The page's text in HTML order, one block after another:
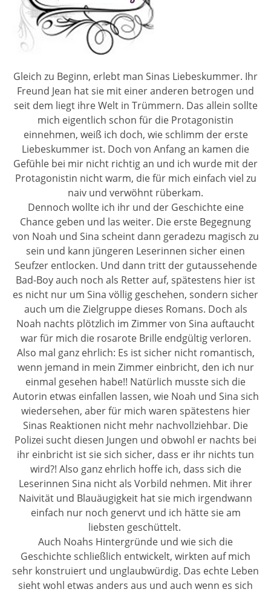
Gleich zu Beginn, erlebt man Sinas Liebeskummer. Ihr
Freund Jean hat sie mit einer anderen betrogen und
seit dem liegt ihre Welt in Trümmern. Das allein sollte
mich eigentlich schon für die Protagonistin
einnehmen, weiß ich doch, wie schlimm der erste
Liebeskummer ist. Doch von Anfang an kamen die
Gefühle bei mir nicht richtig an und ich wurde mit der
Protagonistin nicht warm, die für mich einfach viel zu
naiv und verwöhnt rüberkam.
Dennoch wollte ich ihr und der Geschichte eine
Chance geben und las weiter. Die erste Begegnung
von Noah und Sina scheint dann geradezu magisch zu
sein und kann jüngeren Leserinnen sicher einen
Seufzer entlocken. Und dann tritt der gutaussehende
Bad-Boy auch noch als Retter auf, spätestens hier ist
es nicht nur um Sina völlig geschehen, sondern sicher
auch um die Zielgruppe dieses Romans. Doch als
Noah nachts plötzlich im Zimmer von Sina auftaucht
war für mich die rosarote Brille endgültig verloren.
Also mal ganz ehrlich: Es ist sicher nicht romantisch,
wenn jemand in mein Zimmer einbricht, den ich nur
einmal gesehen habe!! Natürlich musste sich die
Autorin etwas einfallen lassen, wie Noah und Sina sich
wiedersehen, aber für mich waren spätestens hier
Sinas Reaktionen nicht mehr nachvollziehbar. Die
Polizei sucht diesen Jungen und obwohl er nachts bei
ihr einbricht ist sie sich sicher, dass er ihr nichts tun
wird?! Also ganz ehrlich hoffe ich, dass sich die
Leserinnen Sina nicht als Vorbild nehmen. Mit ihrer
Naivität und Blauäugigkeit hat sie mich irgendwann
einfach nur noch genervt und ich hätte sie am
liebsten geschüttelt.
Auch Noahs Hintergründe und wie sich die
Geschichte schließlich entwickelt, wirkten auf mich
sehr konstruiert und unglaubwürdig. Das echte Leben
sieht wohl etwas anders aus und auch wenn es sich